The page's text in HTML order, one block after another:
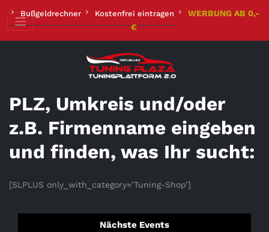
Inhalt
springen
Bußgeldrechner Kostenfrei eintragen
WERBUNG AB 0,-
€
PLZ, Umkreis und/oder
z.B. Firmenname eingeben
und finden, was Ihr sucht:
[SLPLUS only_with_category=’Tuning-Shop’]
Nächste Events